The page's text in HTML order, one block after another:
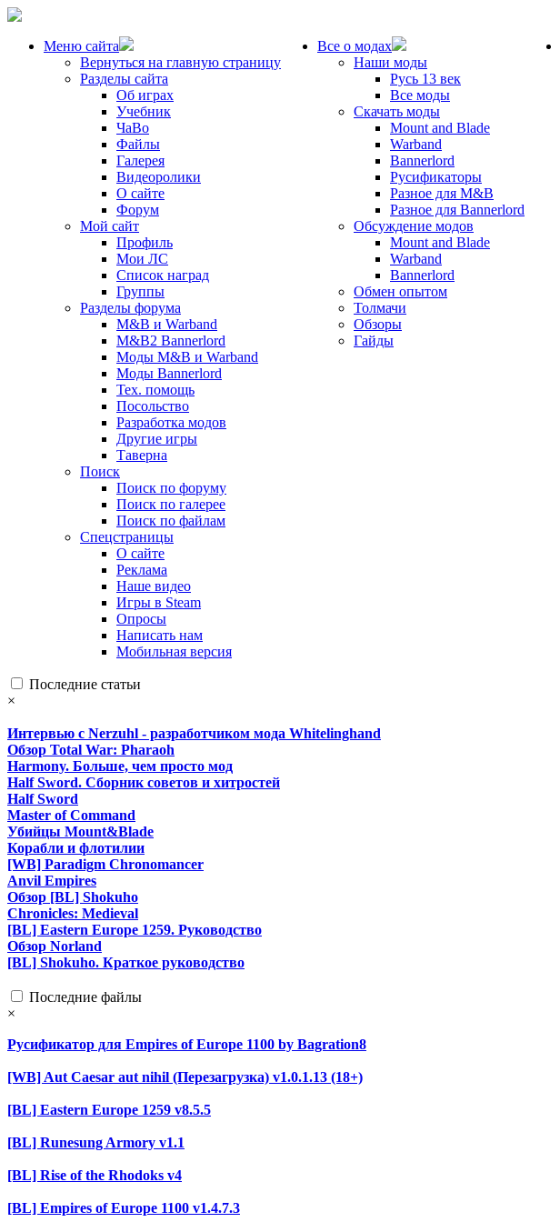
Меню сайта
Вернуться на главную страницу
Разделы сайта
Об играх
Учебник
ЧаВо
Файлы
Галерея
Видеоролики
О сайте
Форум
Мой сайт
Профиль
Мои ЛС
Список наград
Группы
Разделы форума
M&B и Warband
M&B2 Bannerlord
Моды M&B и Warband
Моды Bannerlord
Тех. помощь
Посольство
Разработка модов
Другие игры
Таверна
Поиск
Поиск по форуму
Поиск по галерее
Поиск по файлам
Спецстраницы
О сайте
Реклама
Наше видео
Игры в Steam
Опросы
Написать нам
Мобильная версия
Все о модах
Наши моды
Русь 13 век
Все моды
Скачать моды
Mount and Blade
Warband
Bannerlord
Русификаторы
Разное для M&B
Разное для Bannerlord
Обсуждение модов
Mount and Blade
Warband
Bannerlord
Обмен опытом
Толмачи
Обзоры
Гайды
Последние статьи
×
Интервью с Nerzuhl - разработчиком мода Whitelinghand
Обзор Total War: Pharaoh
Harmony. Больше, чем просто мод
Half Sword. Сборник советов и хитростей
Half Sword
Master of Command
Убийцы Mount&Blade
Корабли и флотилии
[WB] Paradigm Chronomancer
Anvil Empires
Обзор [BL] Shokuho
Chronicles: Medieval
[BL] Eastern Europe 1259. Руководство
Обзор Norland
[BL] Shokuho. Краткое руководство
Последние файлы
×
Русификатор для Empires of Europe 1100 by Bagration8
[WB] Aut Caesar aut nihil (Перезагрузка) v1.0.1.13 (18+)
[BL] Eastern Europe 1259 v8.5.5
[BL] Runesung Armory v1.1
[BL] Rise of the Rhodoks v4
[BL] Empires of Europe 1100 v1.4.7.3